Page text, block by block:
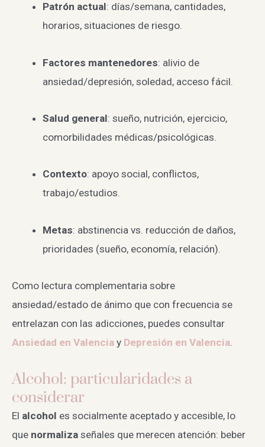
Patrón actual: días/semana, cantidades,
horarios, situaciones de riesgo.
Factores mantenedores: alivio de
ansiedad/depresión, soledad, acceso fácil.
Salud general: sueño, nutrición, ejercicio,
comorbilidades médicas/psicológicas.
Contexto: apoyo social, conflictos,
trabajo/estudios.
Metas: abstinencia vs. reducción de daños,
prioridades (sueño, economía, relación).
Como lectura complementaria sobre
ansiedad/estado de ánimo que con frecuencia se
entrelazan con las adicciones, puedes consultar
Ansiedad en Valencia y Depresión en Valencia.
Alcohol: particularidades a
considerar
El alcohol es socialmente aceptado y accesible, lo
que normaliza señales que merecen atención: beber